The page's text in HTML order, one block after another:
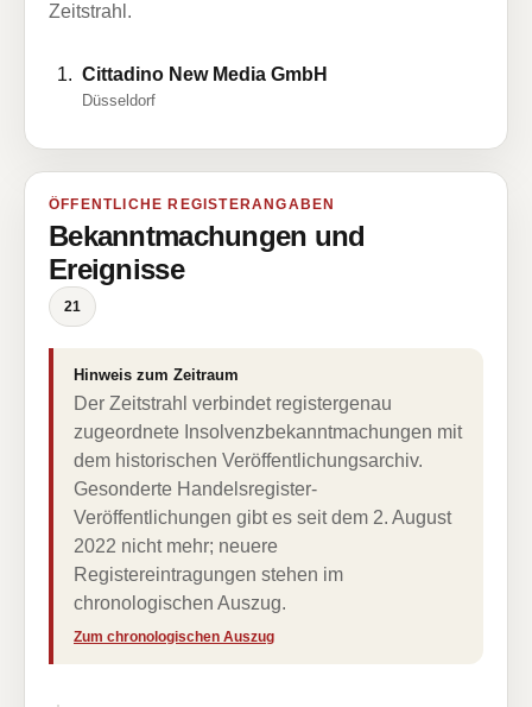
Zeitstrahl.
Cittadino New Media GmbH
Düsseldorf
ÖFFENTLICHE REGISTERANGABEN
Bekanntmachungen und
Ereignisse
21
Hinweis zum Zeitraum
Der Zeitstrahl verbindet registergenau
zugeordnete Insolvenzbekanntmachungen mit
dem historischen Veröffentlichungsarchiv.
Gesonderte Handelsregister-
Veröffentlichungen gibt es seit dem 2. August
2022 nicht mehr; neuere
Registereintragungen stehen im
chronologischen Auszug.
Zum chronologischen Auszug